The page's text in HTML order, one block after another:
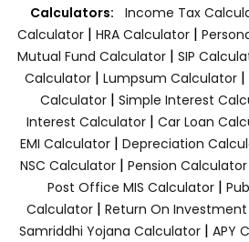
Calculators: Income Tax
Calculator | HRA Calculator |
Mutual Fund Calculator | SIP
Calculator | Lumpsum Calculator |
Calculator| Simple Interest
Interest Calculator| Car Loan
EMI Calculator| Depreciation
NSC Calculator| Pension Calculator
Post Office MIS Calculator|
Calculator| Return On
Samriddhi Yojana Calculator| APY